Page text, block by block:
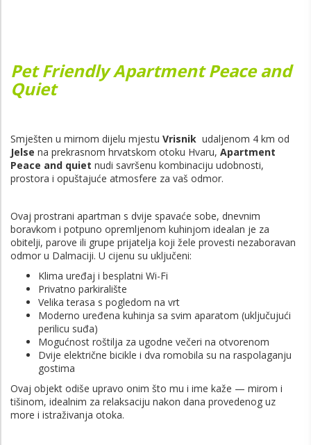
Pet Friendly Apartment Peace and
Quiet
Smješten u mirnom dijelu mjestu Vrisnik udaljenom 4 km od
Jelse na prekrasnom hrvatskom otoku Hvaru, Apartment
Peace and quiet nudi savršenu kombinaciju udobnosti,
prostora i opuštajuće atmosfere za vaš odmor.
Ovaj prostrani apartman s dvije spavaće sobe, dnevnim
boravkom i potpuno opremljenom kuhinjom idealan je za
obitelji, parove ili grupe prijatelja koji žele provesti nezaboravan
odmor u Dalmaciji. U cijenu su uključeni:
Klima uređaj i besplatni Wi-Fi
Privatno parkiralište
Velika terasa s pogledom na vrt
Moderno uređena kuhinja sa svim aparatom (uključujući
perilicu suđa)
Mogućnost roštilja za ugodne večeri na otvorenom
Dvije električne bicikle i dva romobila su na raspolaganju
gostima
Ovaj objekt odiše upravo onim što mu i ime kaže — mirom i
tišinom, idealnim za relaksaciju nakon dana provedenog uz
more i istraživanja otoka.